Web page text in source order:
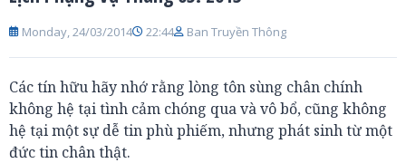
Monday, 24/03/2014 22:44 Ban Truyền Thông
Các tín hữu hãy nhớ rằng lòng tôn sùng chân chính
không hệ tại tình cảm chóng qua và vô bổ, cũng không
hệ tại một sự dễ tin phù phiếm, nhưng phát sinh từ một
đức tin chân thật.